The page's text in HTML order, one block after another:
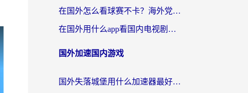
在国外怎么看球赛不卡？海外党专属体育直播自由指南
在国外用什么app看国内电视剧？3步解决版权限制+卡顿难题
国外加速国内游戏
国外失落城堡用什么加速器最好？一份来自老玩家的真实指南